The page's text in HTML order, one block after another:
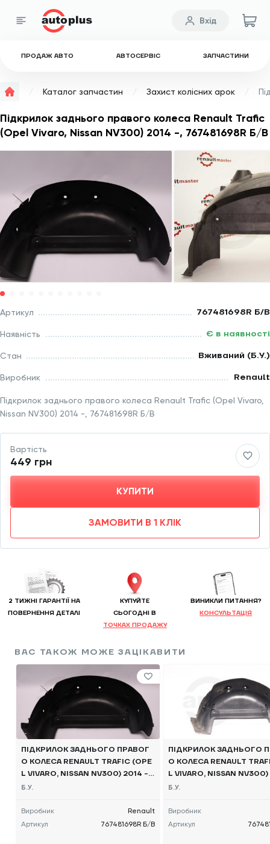
ПРОДАЖ АВТО АВТОСЕРВІС ЗАПЧАСТИНИ
Вхід
Каталог запчастин Захист колісних арок
Підкрилок заднього правого колеса Renault Trafic
(Opel Vivaro, Nissan NV300) 2014 -, 767481698R Б/В
Підкрилок заднього правого колеса Renault Trafic (Opel Vivaro,
Nissan NV300) 2014 -, 767481698R Б/В
Артикул 767481698R Б/В
Наявність Є в наявності
Стан Вживаний (Б.У.)
Виробник Renault
Вартість
449 грн
КУПИТИ
ЗАМОВИТИ В 1 КЛІК
2 ТИЖНІ ГАРАНТІЇ НА
ПОВЕРНЕННЯ ДЕТАЛІ
КУПУЙТЕ
CЬОГОДНІ В
ТОЧКАХ ПРОДАЖУ
ВИНИКЛИ ПИТАННЯ?
КОНСУЛЬТАЦІЯ
ВАС ТАКОЖ МОЖЕ ЗАЦІКАВИТИ
ПІДКРИЛОК ЗАДНЬОГО ПРАВОГ
О КОЛЕСА RENAULT TRAFIC (OPE
L VIVARO, NISSAN NV300) 2014 -,
767481698R Б/В
Б.У.
Виробник
Renault
Артикул
767481698R Б/В
ПІДКРИЛОК ЗАДНЬОГО
О КОЛЕСА RENAULT
L VIVARO, NISSAN
767481698R Б/В
Б.У.
Виробник
Артикул